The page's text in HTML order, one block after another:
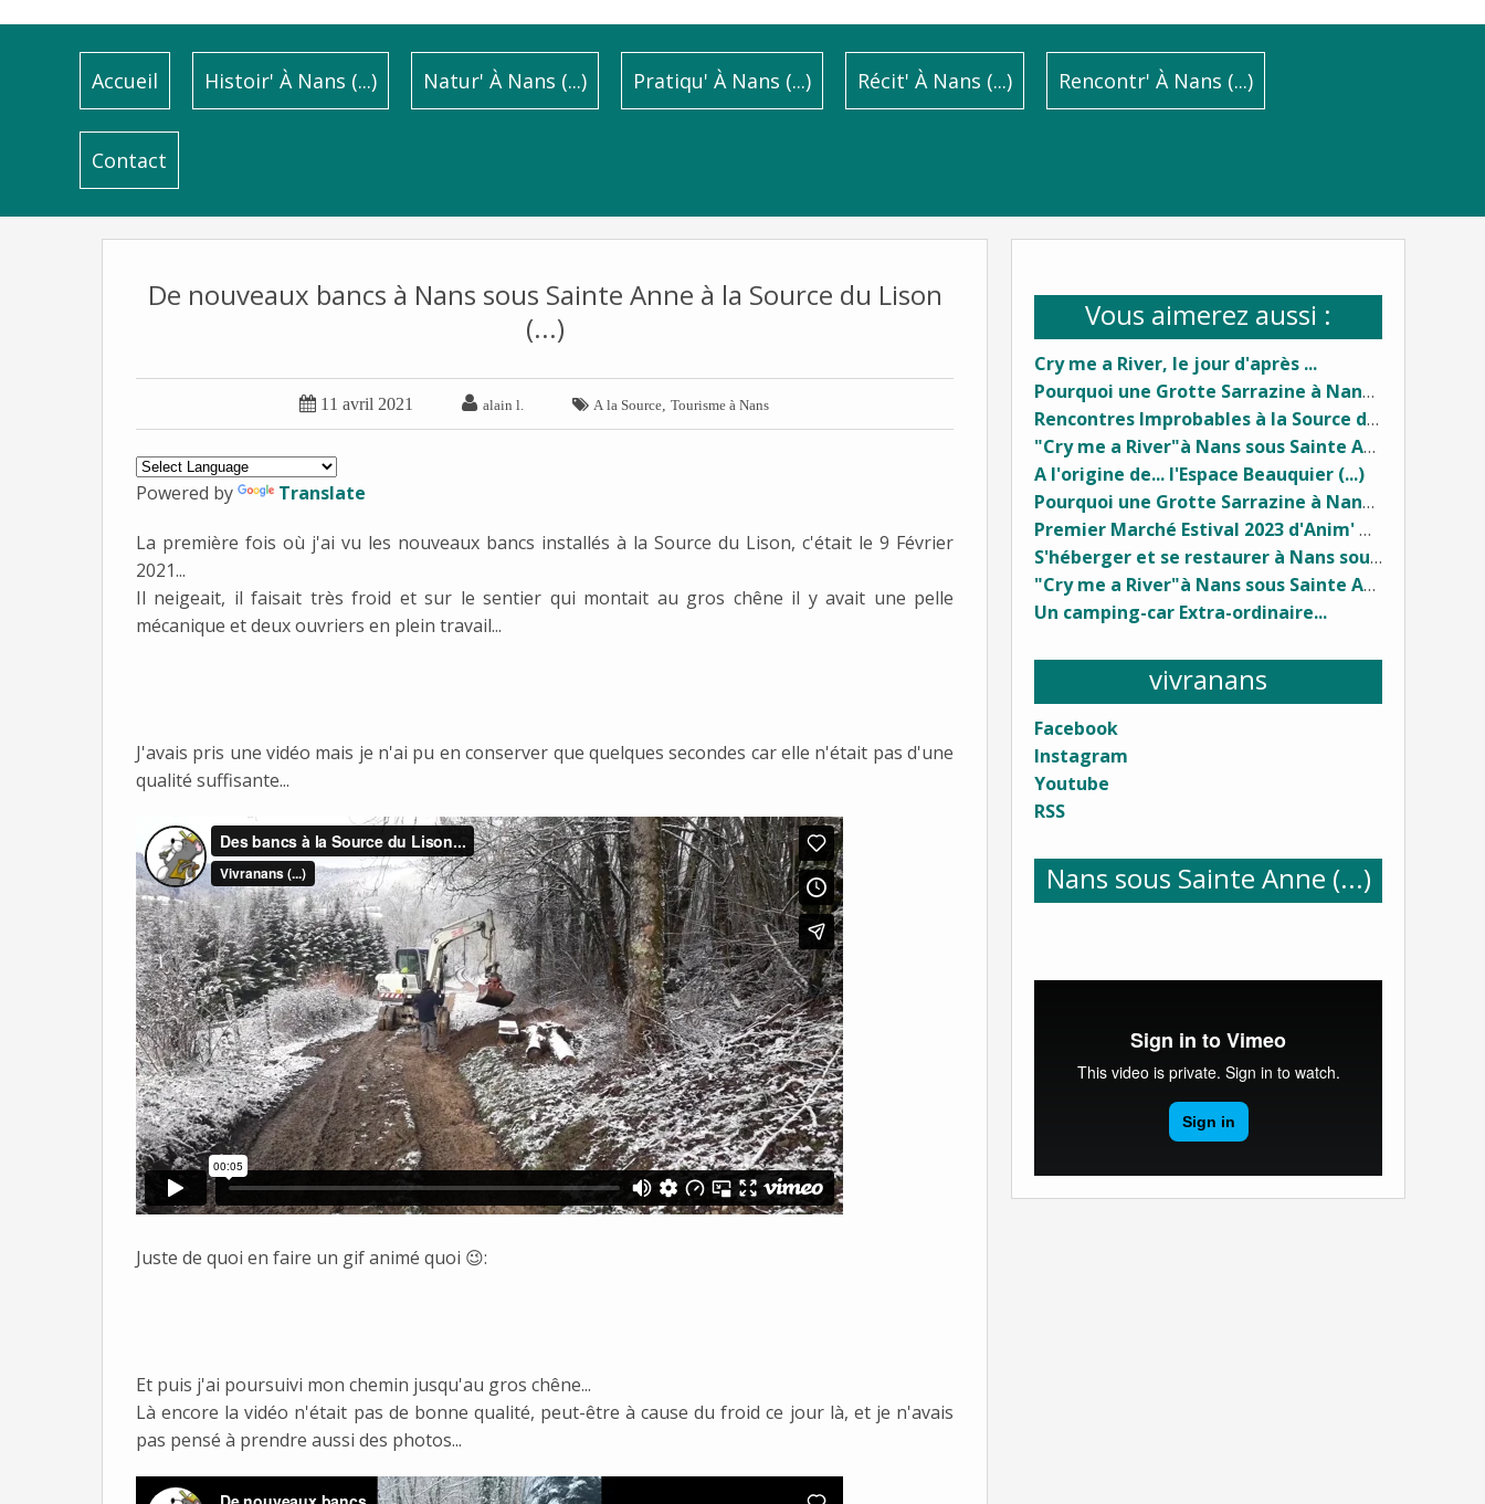
Accueil Histoir' À Nans (...) Natur' À Nans (...) Pratiqu' À Nans (...) Récit' À Nans (...) Rencontr' À Nans (...)
Contact
Vous aimerez aussi :
Cry me a River, le jour d'après ...
Pourquoi une Grotte Sarrazine à Nans sous Sainte Anne (...) ?
Rencontres Improbables à la Source du Lison (...)
"Cry me a River"à Nans sous Sainte Anne...
A l'origine de... l'Espace Beauquier (...)
Pourquoi une Grotte Sarrazine à Nans sous Sainte Anne (...) ?
Premier Marché Estival 2023 d'Anim' À Nans (...)
S'héberger et se restaurer à Nans sous Sainte Anne (...)
"Cry me a River"à Nans sous Sainte Anne...
Un camping-car Extra-ordinaire...
vivranans
Facebook
Instagram
Youtube
RSS
Nans sous Sainte Anne (...)
De nouveaux bancs à Nans sous Sainte Anne à la Source du Lison
(...)
 11 avril 2021  alain l.  A la Source, Tourisme à Nans
Powered by Translate
La première fois où j'ai vu les nouveaux bancs installés à la Source du Lison, c'était le 9 Février
2021...
Il neigeait, il faisait très froid et sur le sentier qui montait au gros chêne il y avait une pelle
mécanique et deux ouvriers en plein travail...
J'avais pris une vidéo mais je n'ai pu en conserver que quelques secondes car elle n'était pas d'une
qualité suffisante...
Juste de quoi en faire un gif animé quoi 😉:
Et puis j'ai poursuivi mon chemin jusqu'au gros chêne...
Là encore la vidéo n'était pas de bonne qualité, peut-être à cause du froid ce jour là, et je n'avais
pas pensé à prendre aussi des photos...